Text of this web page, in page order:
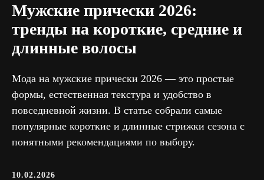
Мужские прически 2026:
тренды на короткие, средние и
длинные волосы
Мода на мужские прически 2026 — это простые
формы, естественная текстура и удобство в
повседневной жизни. В статье собрали самые
популярные короткие и длинные стрижки сезона с
понятными рекомендациями по выбору.
10.02.2026